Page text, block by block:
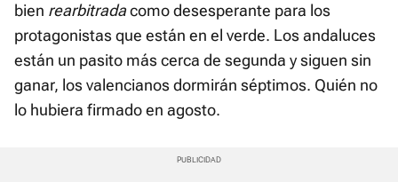
bien rearbitradacomo desesperante para los
protagonistas que están en el verde. Los andaluces
están un pasito más cerca de segunda y siguen sin
ganar, los valencianos dormirán séptimos. Quién no
lo hubiera firmado en agosto.